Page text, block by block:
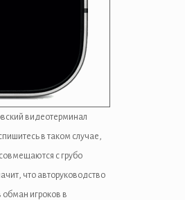
видеотерминал
в таком случае,
с грубо
что авторуководство
обман игроков в